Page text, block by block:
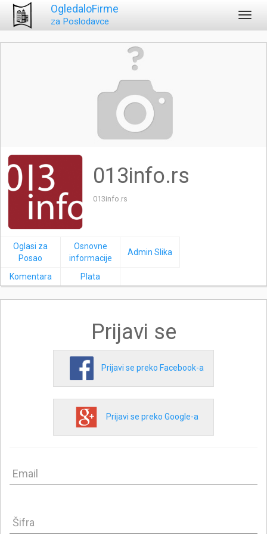
OgledaloFirme
za Poslodavce
013info.rs
013info.rs
Oglasi za
Posao
Osnovne
informacije
Admin Slika
Komentara Plata
Prijavi se
Prijavi se preko Facebook-a
Prijavi se preko Google-a
Email
Šifra